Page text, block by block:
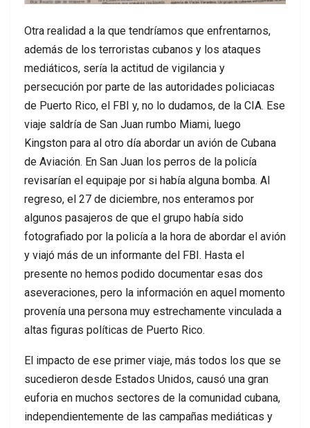
Otra realidad a la que tendríamos que enfrentarnos,
además de los terroristas cubanos y los ataques
mediáticos, sería la actitud de vigilancia y
persecución por parte de las autoridades policiacas
de Puerto Rico, el FBI y, no lo dudamos, de la CIA. Ese
viaje saldría de San Juan rumbo Miami, luego
Kingston para al otro día abordar un avión de Cubana
de Aviación. En San Juan los perros de la policía
revisarían el equipaje por si había alguna bomba. Al
regreso, el 27 de diciembre, nos enteramos por
algunos pasajeros de que el grupo había sido
fotografiado por la policía a la hora de abordar el avión
y viajó más de un informante del FBI. Hasta el
presente no hemos podido documentar esas dos
aseveraciones, pero la información en aquel momento
provenía una persona muy estrechamente vinculada a
altas figuras políticas de Puerto Rico.
El impacto de ese primer viaje, más todos los que se
sucedieron desde Estados Unidos, causó una gran
euforia en muchos sectores de la comunidad cubana,
independientemente de las campañas mediáticas y